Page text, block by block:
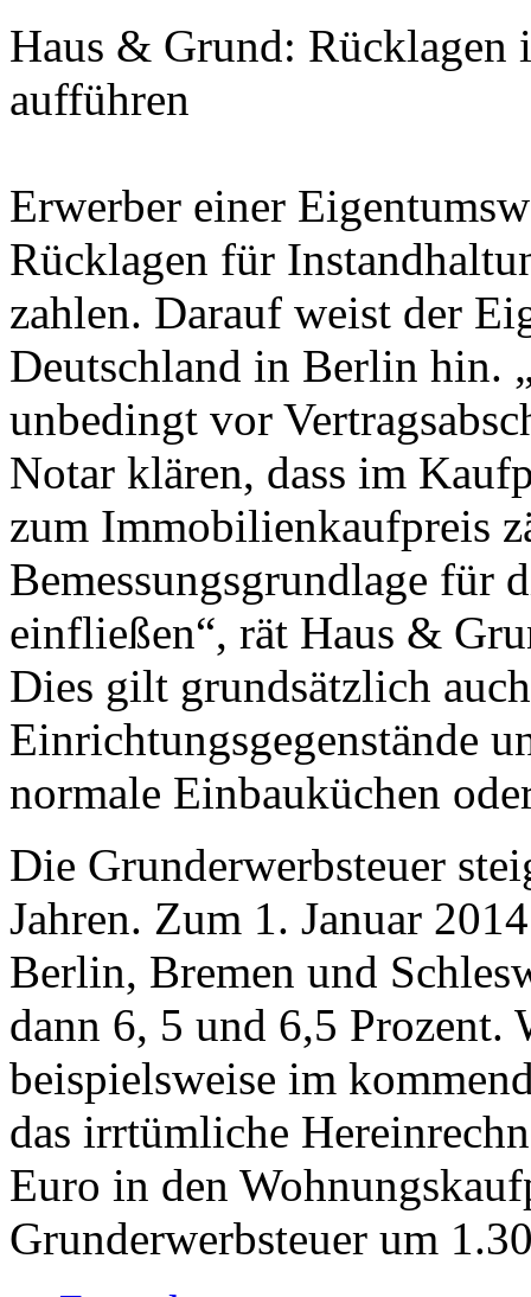
Haus & Grund:
aufführen
Erwerber einer
Rücklagen für
zahlen. Darauf weist der
Deutschland in Berlin hin.
unbedingt vor
Notar klären, dass im
zum Immobilienkaufpreis
Bemessungsgrundlage für
einfließen“, rät Haus &
Dies gilt grundsätzlich
Einrichtungsgegenstände
normale Einbauküchen
Die Grunderwerbsteuer
Jahren. Zum 1. Januar
Berlin, Bremen und
dann 6, 5 und 6,5 Prozent.
beispielsweise im
das irrtümliche
Euro in den
Grunderwerbsteuer um